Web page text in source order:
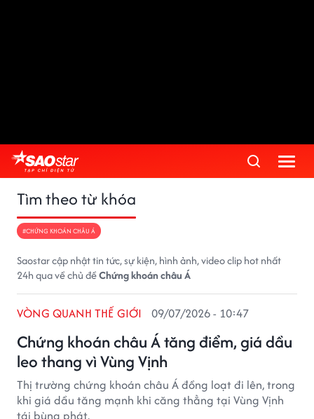
Tìm theo từ khóa
#CHỨNG KHOÁN CHÂU Á
Saostar cập nhật tin tức, sự kiện, hình ảnh, video clip hot nhất
24h qua về chủ đềChứng khoán châu Á
Chứng khoán châu Á tăng điểm, giá dầu
leo thang vì Vùng Vịnh
VÒNG QUANH THẾ GIỚI 09/07/2026 - 10:47
Thị trường chứng khoán châu Á đồng loạt đi lên, trong
khi giá dầu tăng mạnh khi căng thẳng tại Vùng Vịnh
tái bùng phát.